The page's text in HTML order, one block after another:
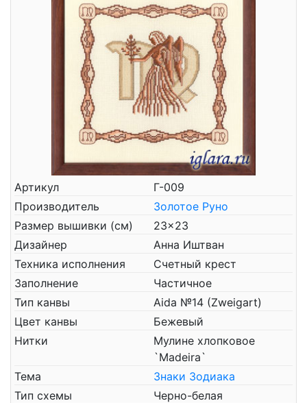
Артикул
Г-009
Производитель
Золотое Руно
Размер вышивки (см)
23x23
Дизайнер
Анна Иштван
Техника исполнения
Счетный крест
Заполнение
Частичное
Тип канвы
Aida №14 (Zweigart)
Цвет канвы
Бежевый
Нитки
Мулине хлопковое
`Madeira`
Тема
Знаки Зодиака
Тип схемы
Черно-белая